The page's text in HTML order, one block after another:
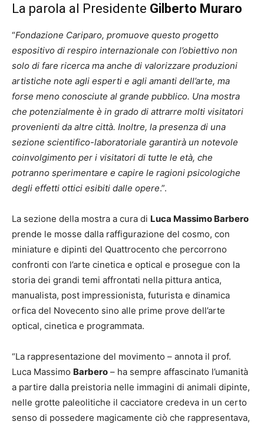
La parola al Presidente Gilberto Muraro
“Fondazione Cariparo, promuove questo progetto
espositivo di respiro internazionale con l’obiettivo non
solo di fare ricerca ma anche di valorizzare produzioni
artistiche note agli esperti e agli amanti dell’arte, ma
forse meno conosciute al grande pubblico. Una mostra
che potenzialmente è in grado di attrarre molti visitatori
provenienti da altre città. Inoltre, la presenza di una
sezione scientifico-laboratoriale garantirà un notevole
coinvolgimento per i visitatori di tutte le età, che
potranno sperimentare e capire le ragioni psicologiche
degli effetti ottici esibiti dalle opere.”.
La sezione della mostra a cura di Luca Massimo Barbero
prende le mosse dalla raffigurazione del cosmo, con
miniature e dipinti del Quattrocento che percorrono
confronti con l’arte cinetica e optical e prosegue con la
storia dei grandi temi affrontati nella pittura antica,
manualista, post impressionista, futurista e dinamica
orfica del Novecento sino alle prime prove dell’arte
optical, cinetica e programmata.
“La rappresentazione del movimento – annota il prof.
Luca Massimo Barbero – ha sempre affascinato l’umanità
a partire dalla preistoria nelle immagini di animali dipinte,
nelle grotte paleolitiche il cacciatore credeva in un certo
senso di possedere magicamente ciò che rappresentava,